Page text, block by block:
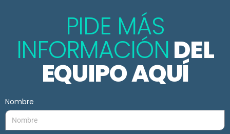
PIDE MÁS
INFORMACIÓNDEL
EQUIPO AQUÍ
Nombre